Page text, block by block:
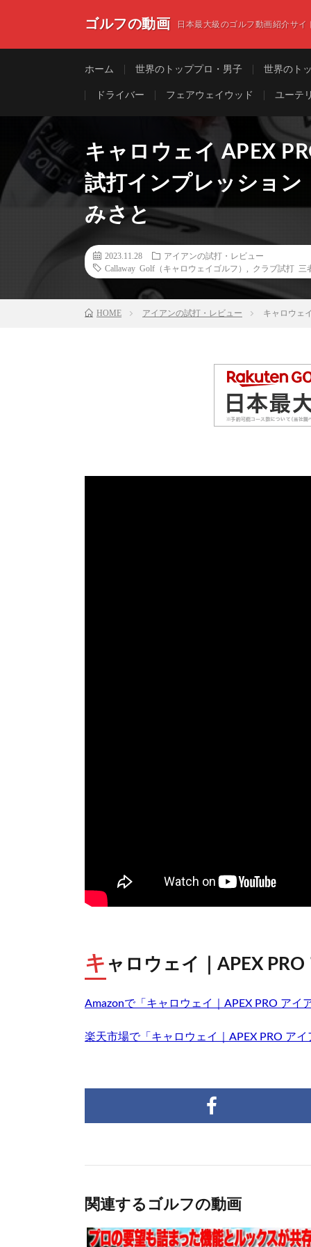
ゴルフの動画 日本最大級のゴルフ動画紹介サイ
ホーム 世界のトッププロ・男子 世界のト
ドライバー フェアウェイウッド ユーテ
キャロウェイ APEX
試打インプレッション
みさと
2023.11.28
アイアンの試打・レビュー
Callaway Golf（キャロウェイゴルフ）
クラブ試打 三
HOME アイアンの試打・レビュー キャロウェ
キ ャロウェイ｜APEX
Amazonで「キャロウェイ｜APEX PRO ア
楽天市場で「キャロウェイ｜APEX PRO ア
関連するゴルフの動画